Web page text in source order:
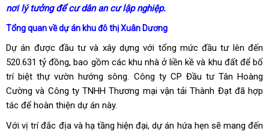
nơi lý tưởng để cư dân an cư lập nghiệp.
Tổng quan về dự án khu đô thị Xuân Dương
Dự án được đầu tư và xây dựng với tổng mức đầu tư lên đến
520.631 tỷ đồng, bao gồm các khu nhà ở liền kề và khu đất để bố
trí biệt thự vườn hướng sông. Công ty CP Đầu tư Tân Hoàng
Cường và Công ty TNHH Thương mại vận tải Thành Đạt đã hợp
tác để hoàn thiện dự án này.
Với vị trí đắc địa và hạ tầng hiện đại, dự án hứa hẹn sẽ mang đến